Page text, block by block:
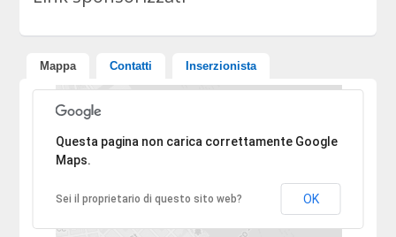
Mappa Contatti Inserzionista
Ci dispiace, l'indirizzo non è stato trovato.
Questa pagina non carica correttamente Google
Maps.
Sei il proprietario di questo sito web? OK